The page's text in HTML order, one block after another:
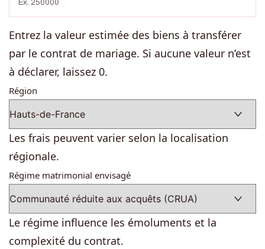
Entrez la valeur estimée des biens à transférer
par le contrat de mariage. Si aucune valeur n’est
à déclarer, laissez 0.
Région
Les frais peuvent varier selon la localisation
régionale.
Régime matrimonial envisagé
Le régime influence les émoluments et la
complexité du contrat.